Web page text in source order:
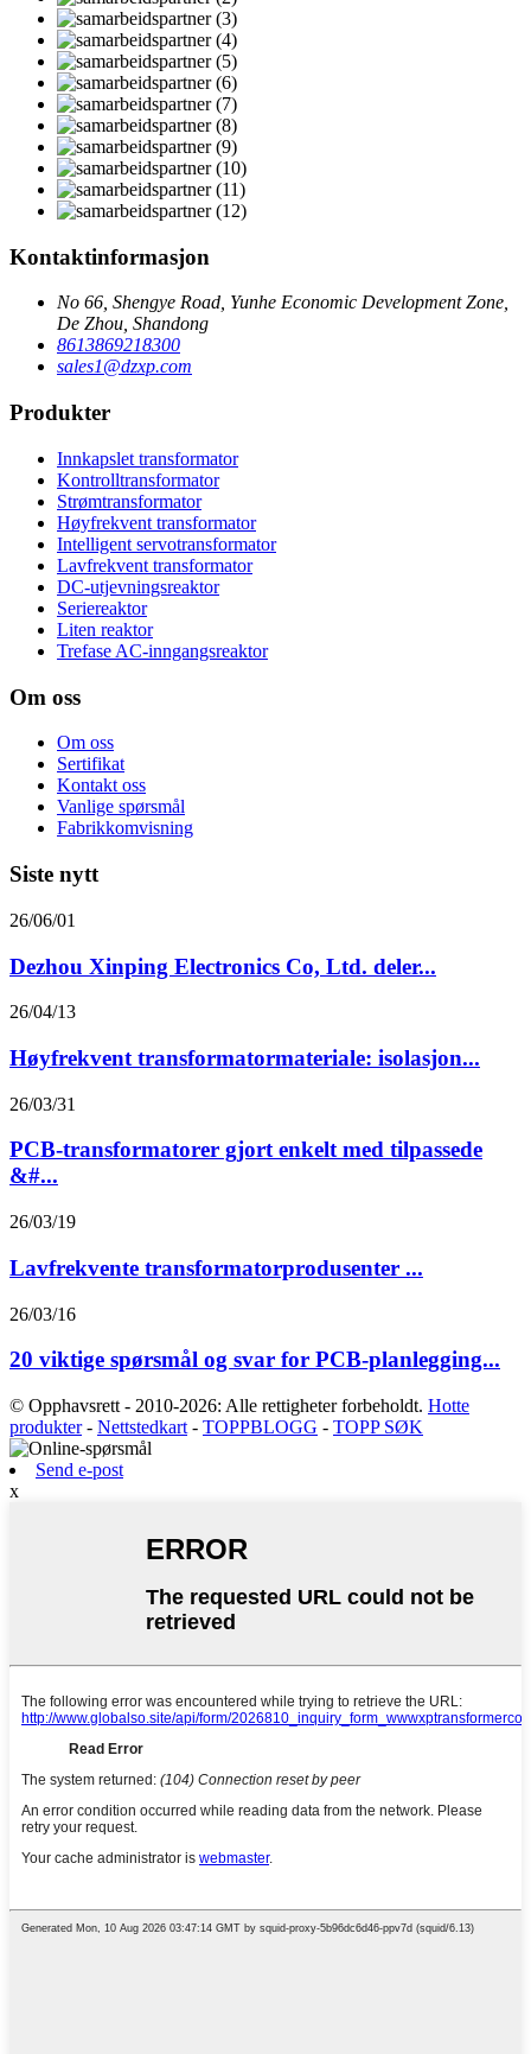
Kontaktinformasjon
No 66, Shengye Road, Yunhe Economic Development Zone,
De Zhou, Shandong
8613869218300
sales1@dzxp.com
Produkter
Innkapslet transformator
Kontrolltransformator
Strømtransformator
Høyfrekvent transformator
Intelligent servotransformator
Lavfrekvent transformator
DC-utjevningsreaktor
Seriereaktor
Liten reaktor
Trefase AC-inngangsreaktor
Om oss
Om oss
Sertifikat
Kontakt oss
Vanlige spørsmål
Fabrikkomvisning
Siste nytt
26/06/01
Dezhou Xinping Electronics Co, Ltd. deler...
26/04/13
Høyfrekvent transformatormateriale: isolasjon...
26/03/31
PCB-transformatorer gjort enkelt med tilpassede
&#...
26/03/19
Lavfrekvente transformatorprodusenter ...
26/03/16
20 viktige spørsmål og svar for PCB-planlegging...
© Opphavsrett - 2010-2026: Alle rettigheter forbeholdt. Hotte
produkter- Nettstedkart - TOPPBLOGG - TOPP SØK
Send e-post
x